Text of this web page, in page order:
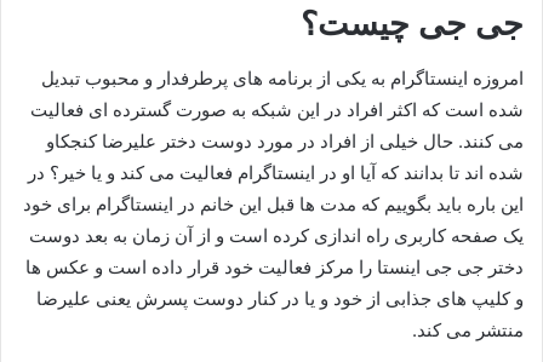
جی جی چیست؟
امروزه اینستاگرام به یکی از برنامه های پرطرفدار و محبوب تبدیل
شده است که اکثر افراد در این شبکه به صورت گسترده ای فعالیت
می‌ کنند. حال خیلی از افراد در مورد دوست دختر علیرضا کنجکاو
شده اند تا بدانند که آیا او در اینستاگرام فعالیت می‌ کند و یا خیر؟ در
این باره باید بگوییم که مدت‌ ها قبل این خانم در اینستاگرام برای خود
یک صفحه کاربری راه‌ اندازی کرده است و از آن زمان به بعد دوست
دختر جی جی اینستا را مرکز فعالیت خود قرار داده است و عکس ها
و کلیپ های جذابی از خود و یا در کنار دوست پسرش یعنی علیرضا
منتشر می‌ کند.